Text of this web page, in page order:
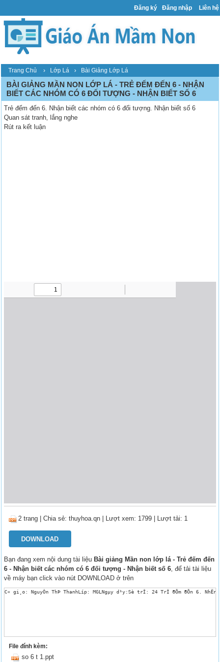
Đăng ký Đăng nhập Liên hệ
Trang Chủ › Lớp Lá › Bài Giảng Lớp Lá
BÀI GIẢNG MẦN NON LỚP LÁ - TRẺ ĐẾM ĐẾN 6 - NHẬN
BIẾT CÁC NHÓM CÓ 6 ĐỐI TƯỢNG - NHẬN BIẾT SỐ 6
Trẻ đếm đến 6. Nhận biết các nhóm có 6 đối tượng. Nhận biết số 6
Quan sát tranh, lắng nghe
Rút ra kết luận
2 trang |Chia sẻ:thuyhoa.qn | Lượt xem: 1799 | Lượt tải: 1
DOWNLOAD
Bạn đang xem nội dung tài liệu Bài giảng Mần non lớp lá - Trẻ đếm đến
6 - Nhận biết các nhóm có 6 đối tượng - Nhận biết số 6, để tải tài liệu
về máy bạn click vào nút DOWNLOAD ở trên
C« gi¸o: NguyÔn ThÞ ThanhLíp: MGLNgµy d¹y:Sè trÎ: 24 TrÎ ®Õm ®Õn 6.
File đính kèm:
so 6 t 1.ppt